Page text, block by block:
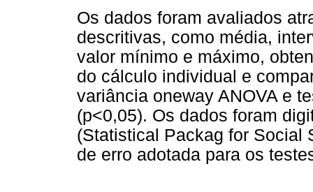
Os dados foram avaliados
descritivas, como média,
valor mínimo e máximo,
do cálculo individual e
variância oneway ANOVA e
(p<0,05). Os dados foram
(Statistical Packag for Social
de erro adotada para os